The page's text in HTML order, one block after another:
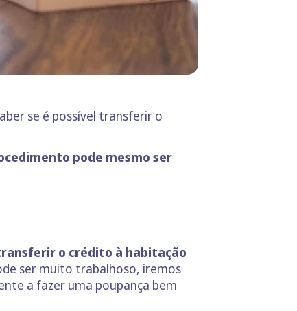
se é possível transferir o
pode mesmo ser
o crédito à habitação
ser muito trabalhoso, iremos
a fazer uma poupança bem